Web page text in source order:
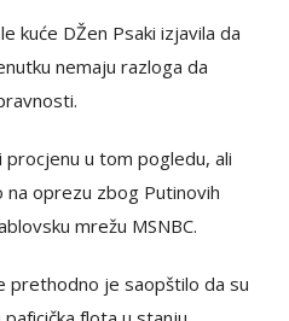
kuće DŽen Psaki izjavila da
nemaju razloga da
u tom pogledu, ali
oprezu zbog Putinovih
mrežu MSNBC.
prethodno je saopštilo da su